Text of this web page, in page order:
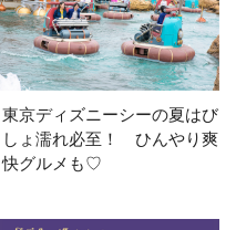
東京ディズニーシーの夏はび
しょ濡れ必至！ ひんやり爽
快グルメも♡